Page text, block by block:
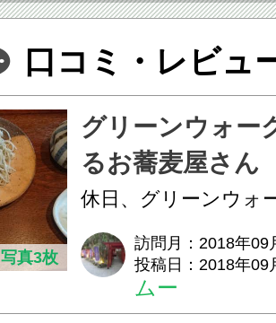
口コミ・レビュ
写真3枚
グリーンウォー
るお蕎麦屋さん
休日、グリーンウォ
行くついでに、近く
うとなりました。
訪問月：2018年09
投稿日：2018年09
ムー